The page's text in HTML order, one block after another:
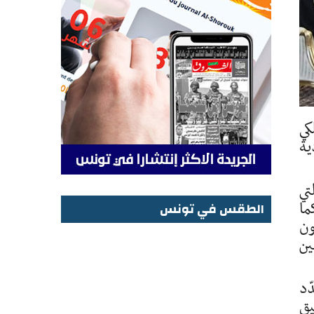
على مجابهة جائحة كوفيد-19. كما الطقس في تونس